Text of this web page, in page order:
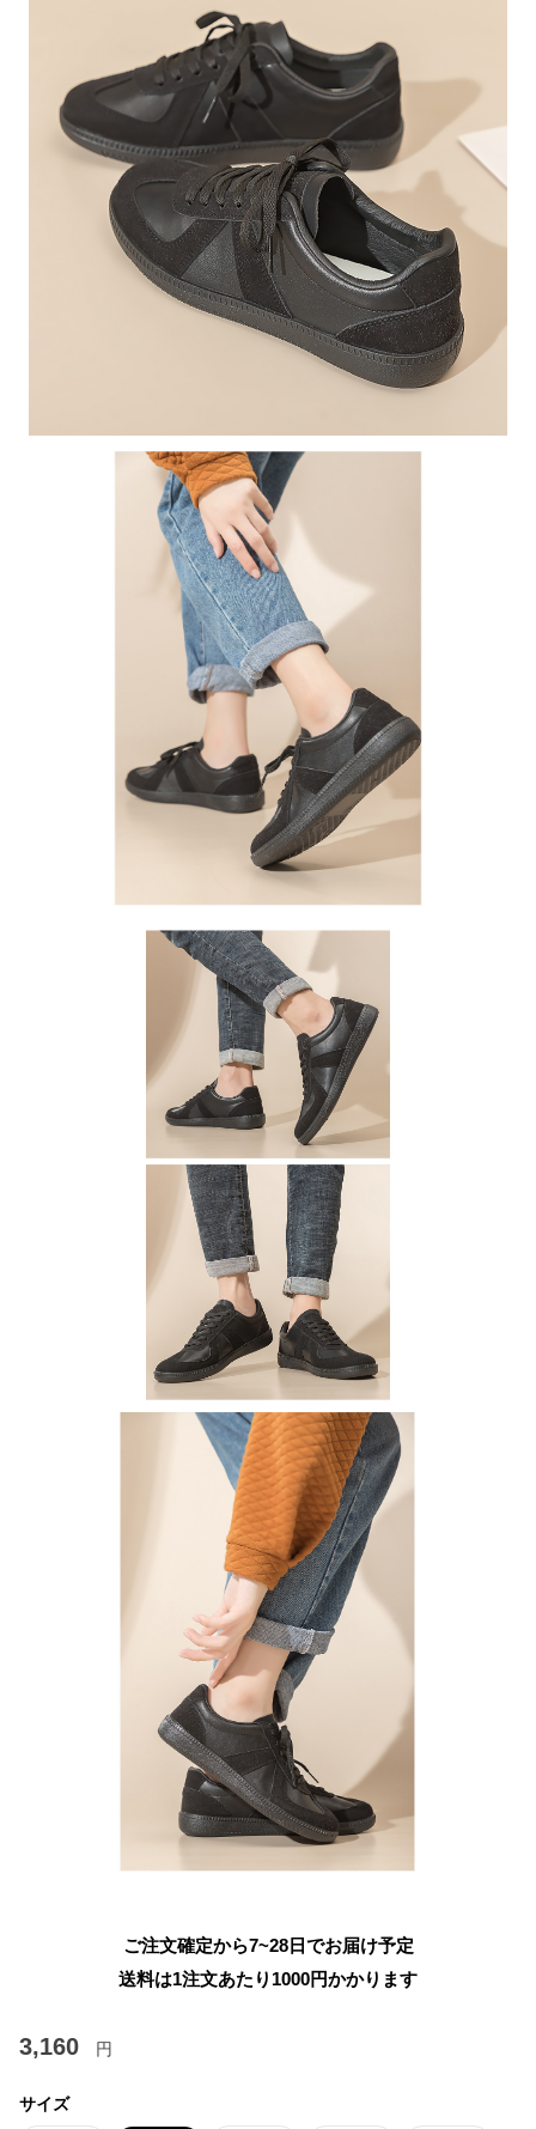
ご注文確定から7~28日でお届け予定
送料は1注文あたり 1000円かかります
3,160 円
サイズ